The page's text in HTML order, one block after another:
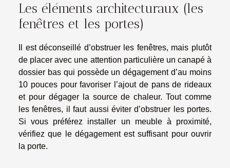
Les éléments architecturaux (les
fenêtres et les portes)
Il est déconseillé d’obstruer les fenêtres, mais plutôt
de placer avec une attention particulière un canapé à
dossier bas qui possède un dégagement d’au moins
10 pouces pour favoriser l’ajout de pans de rideaux
et pour dégager la source de chaleur. Tout comme
les fenêtres, il faut aussi éviter d’obstruer les portes.
Si vous préférez installer un meuble à proximité,
vérifiez que le dégagement est suffisant pour ouvrir
la porte.